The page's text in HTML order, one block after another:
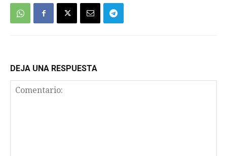
DEJA UNA RESPUESTA